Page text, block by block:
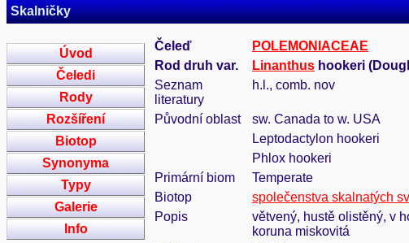
Skalničky
Úvod
Čeledi
Rody
Rozšíření
Biotop
Synonyma
Typy
Galerie
Info
Čeleď
POLEMONIACEAE
Rod druh var.
Linanthus hookeri
Seznam
literatury
h.l., comb. nov
Původní oblast
sw. Canada to w. USA
Leptodactylon hookeri
Phlox hookeri
Primární biom
Temperate
Biotop
společenstva skalnatých
Popis
větvený, hustě olistěný, v
koruna miskovitá